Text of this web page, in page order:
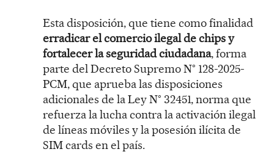
Esta disposición, que tiene como finalidad
erradicar el comercio ilegal de chips y
fortalecer la seguridad ciudadana, forma
parte del Decreto Supremo N° 128-2025-
PCM, que aprueba las disposiciones
adicionales de la Ley N° 32451, norma que
refuerza la lucha contra la activación ilegal
de líneas móviles y la posesión ilícita de
SIM cards en el país.